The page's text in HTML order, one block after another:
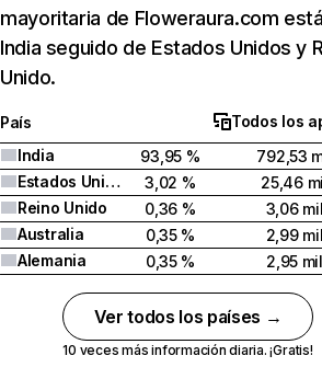
mayoritaria de Floweraura.com
India seguido de Estados Unidos y
Unido.
País
Todos los
India
93,95 %
792,53
Estados Unidos
3,02 %
25,46
Reino Unido
0,36 %
3,06
Australia
0,35 %
2,99
Alemania
0,35 % 2,95 mil
Ver todos los países →
10 veces más información diaria. ¡Gratis!